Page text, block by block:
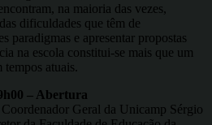
na maioria das vezes,
dificuldades que têm de
paradigmas e apresentar propostas
na escola constitui-se mais que um
tempos atuais.
– Abertura
Geral da Unicamp Sérgio